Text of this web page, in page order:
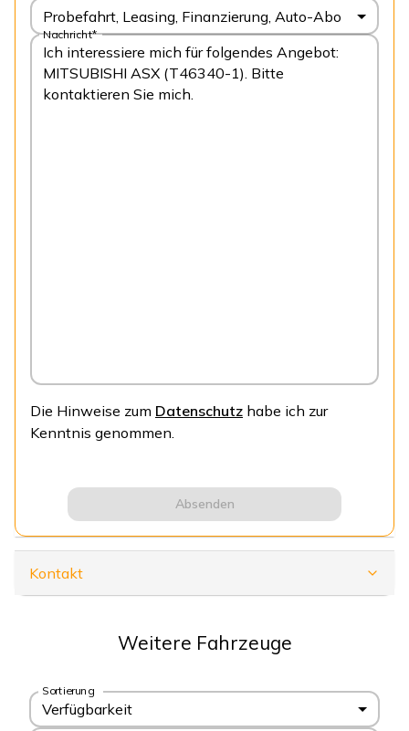
Probefahrt, Leasing, Finanzierung, Auto-Abo
Nachricht*
Die Hinweise zum Datenschutz habe ich zur
Kenntnis genommen.
Absenden
Kontakt
Weitere Fahrzeuge
Sortierung
Verfügbarkeit